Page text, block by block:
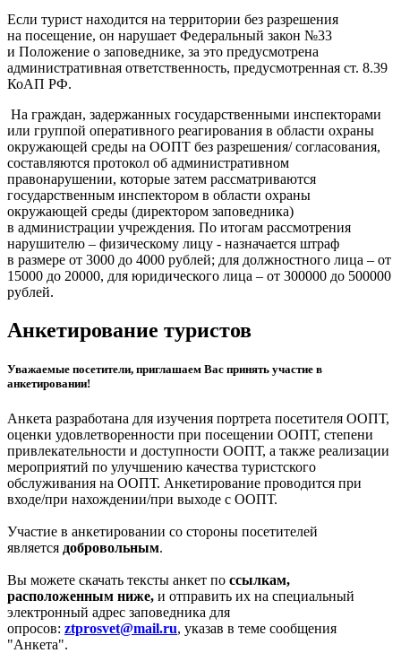
Если турист находится на территории без разрешения
на посещение, он нарушает Федеральный закон №33
и Положение о заповеднике, за это предусмотрена
административная ответственность, предусмотренная ст. 8.39
КоАП РФ.
На граждан, задержанных государственными инспекторами
или группой оперативного реагирования в области охраны
окружающей среды на ООПТ без разрешения/ согласования,
составляются протокол об административном
правонарушении, которые затем рассматриваются
государственным инспектором в области охраны
окружающей среды (директором заповедника)
в администрации учреждения. По итогам рассмотрения
нарушителю – физическому лицу - назначается штраф
в размере от 3000 до 4000 рублей; для должностного лица – от
15000 до 20000, для юридического лица – от 300000 до 500000
рублей.
Анкетирование туристов
Уважаемые посетители, приглашаем Вас принять участие в
анкетировании!
Анкета разработана для изучения портрета посетителя ООПТ,
оценки удовлетворенности при посещении ООПТ, степени
привлекательности и доступности ООПТ, а также реализации
мероприятий по улучшению качества туристского
обслуживания на ООПТ. Анкетирование проводится при
входе/при нахождении/при выходе с ООПТ.
Участие в анкетировании со стороны посетителей
является добровольным.
Вы можете скачать тексты анкет по ссылкам,
расположенным ниже, и отправить их на специальный
электронный адрес заповедника для
опросов: ztprosvet@mail.ru, указав в теме сообщения
"Анкета".